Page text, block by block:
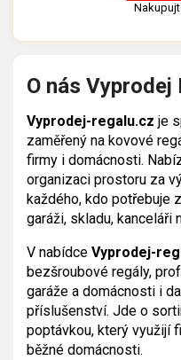
O nás Vyprodej
Vyprodej-regalu.cz je
zaměřený na kovové
firmy i domácnosti.
organizaci prostoru za
každého, kdo potřebuje
garáži, skladu, kanceláři
V nabídce Vyprodej-
bezšroubové regály,
garáže a domácnosti i
příslušenství. Jde o
poptávkou, který využijí
běžné domácnosti.